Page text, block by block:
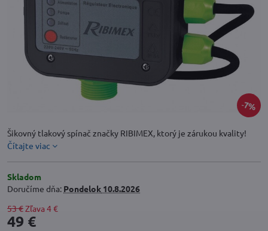
7%
Šikovný tlakový spínač značky RIBIMEX, ktorý je zárukou kvality!
Čítajte viac
Skladom
Doručíme dňa: Pondelok 10.8.2026
53 €Zľava4 €
49 €